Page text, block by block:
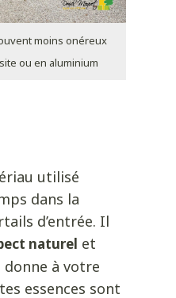
moins onéreux
ou en aluminium
utilisé
dans la
d’entrée. Il
naturel et
donne à votre
essences sont